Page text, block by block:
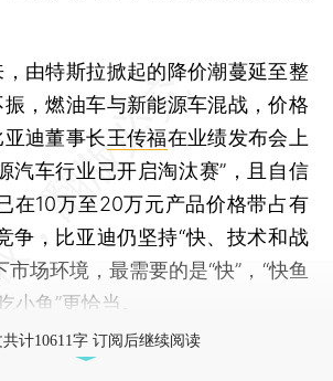
特斯拉掀起的降价潮蔓延至整
，燃油车与新能源车混战，价格
迪董事长王传福在业绩发布会上
汽车行业已开启淘汰赛”，且自信
在10万至20万元产品价格带占有
争，比亚迪仍坚持“快、技术和战
市场环境，最需要的是“快”，“快鱼
小鱼”更恰当。
计10611字 订阅后继续阅读